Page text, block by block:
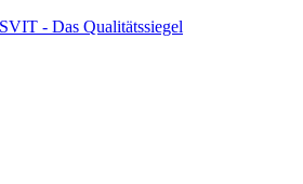
SVIT - Das Qualitätssiegel